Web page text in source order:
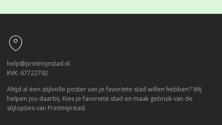
help@printmijnstad.nl
KVK: 67722792
Altijd al een stijlvolle poster van je favoriete stad willen hebben? Wij
helpen jou daarbij. Kies je favoriete stad en maak gebruik van de
stijlopties van Printmijnstad.